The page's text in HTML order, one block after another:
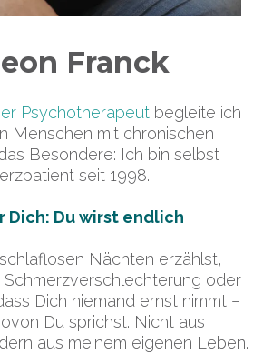
Franck
Psychotherapeut begleite ich
Menschen mit chronischen
Besondere: Ich bin selbst
seit 1998.
Dich: Du wirst endlich
Nächten erzählst,
oder
Dich niemand ernst nimmt –
Du sprichst. Nicht aus
aus meinem eigenen Leben.